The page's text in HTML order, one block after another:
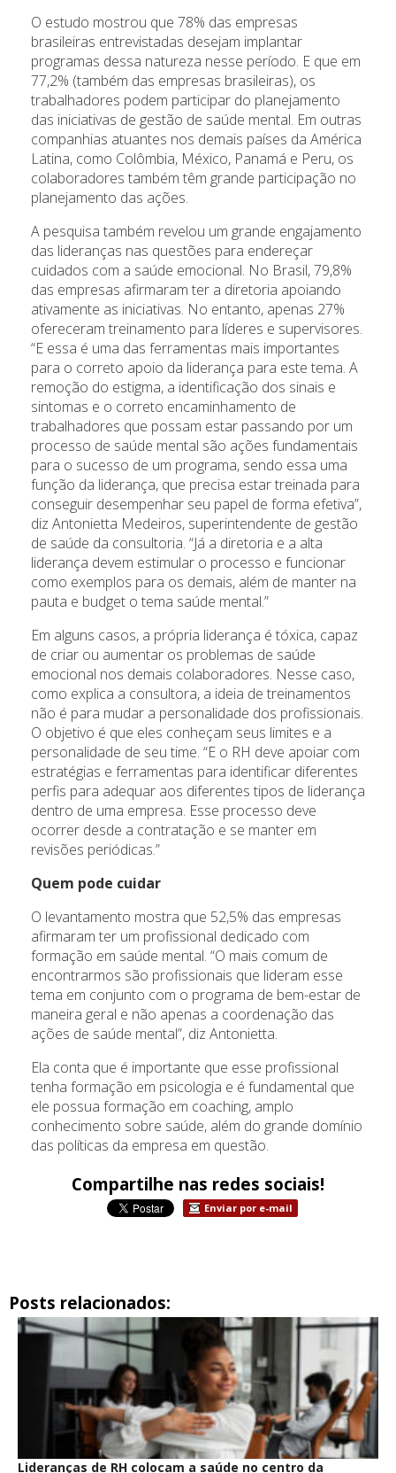
O estudo mostrou que 78% das empresas
brasileiras entrevistadas desejam implantar
programas dessa natureza nesse período. E que em
77,2% (também das empresas brasileiras), os
trabalhadores podem participar do planejamento
das iniciativas de gestão de saúde mental. Em outras
companhias atuantes nos demais países da América
Latina, como Colômbia, México, Panamá e Peru, os
colaboradores também têm grande participação no
planejamento das ações.
A pesquisa também revelou um grande engajamento
das lideranças nas questões para endereçar
cuidados com a saúde emocional. No Brasil, 79,8%
das empresas afirmaram ter a diretoria apoiando
ativamente as iniciativas. No entanto, apenas 27%
ofereceram treinamento para líderes e supervisores.
“E essa é uma das ferramentas mais importantes
para o correto apoio da liderança para este tema. A
remoção do estigma, a identificação dos sinais e
sintomas e o correto encaminhamento de
trabalhadores que possam estar passando por um
processo de saúde mental são ações fundamentais
para o sucesso de um programa, sendo essa uma
função da liderança, que precisa estar treinada para
conseguir desempenhar seu papel de forma efetiva”,
diz Antonietta Medeiros, superintendente de gestão
de saúde da consultoria. “Já a diretoria e a alta
liderança devem estimular o processo e funcionar
como exemplos para os demais, além de manter na
pauta e budget o tema saúde mental.”
Em alguns casos, a própria liderança é tóxica, capaz
de criar ou aumentar os problemas de saúde
emocional nos demais colaboradores. Nesse caso,
como explica a consultora, a ideia de treinamentos
não é para mudar a personalidade dos profissionais.
O objetivo é que eles conheçam seus limites e a
personalidade de seu time. “E o RH deve apoiar com
estratégias e ferramentas para identificar diferentes
perfis para adequar aos diferentes tipos de liderança
dentro de uma empresa. Esse processo deve
ocorrer desde a contratação e se manter em
revisões periódicas.”
Quem pode cuidar
O levantamento mostra que 52,5% das empresas
afirmaram ter um profissional dedicado com
formação em saúde mental. “O mais comum de
encontrarmos são profissionais que lideram esse
tema em conjunto com o programa de bem-estar de
maneira geral e não apenas a coordenação das
ações de saúde mental”, diz Antonietta.
Ela conta que é importante que esse profissional
tenha formação em psicologia e é fundamental que
ele possua formação em coaching, amplo
conhecimento sobre saúde, além do grande domínio
das políticas da empresa em questão.
Compartilhe nas redes sociais!
Enviar por e-mail
Posts relacionados:
Lideranças de RH colocam a saúde no centro da